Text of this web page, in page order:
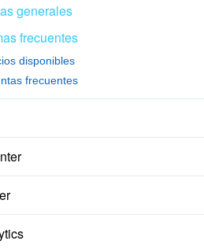
generales
frecuentes
disponibles
frecuentes